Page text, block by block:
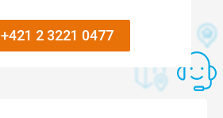
+421 2 3221 0477